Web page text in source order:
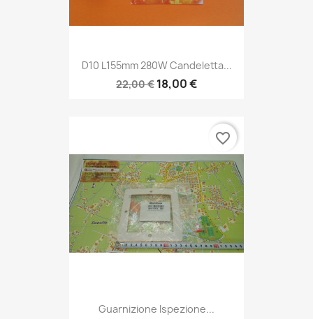
D10 L155mm 280W Candeletta...
22,00 € 18,00 €
Guarnizione Ispezione...
favorite_border